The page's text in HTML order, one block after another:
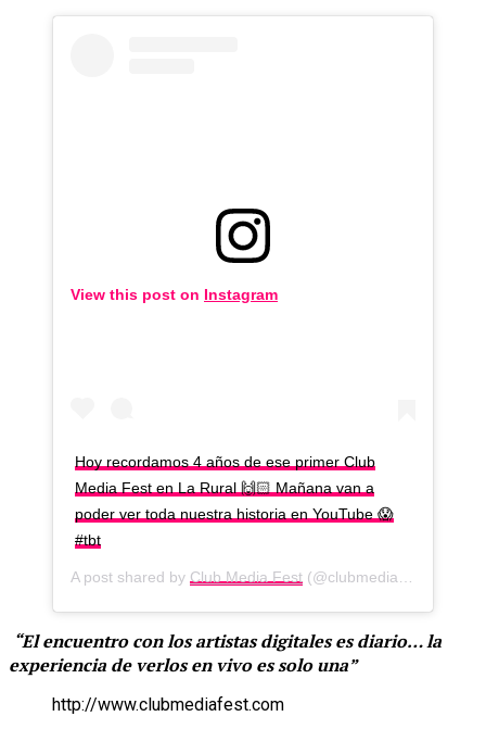
View this post on Instagram
Hoy recordamos 4 años de ese primer Club
Media Fest en La Rural 🙌🏻 Mañana van a
poder ver toda nuestra historia en YouTube 😱
#tbt
A post shared by Club Media Fest (@clubmediafest) on
“El encuentro con los artistas digitales es diario… la
experiencia de verlos en vivo es solo una”
http://www.clubmediafest.com